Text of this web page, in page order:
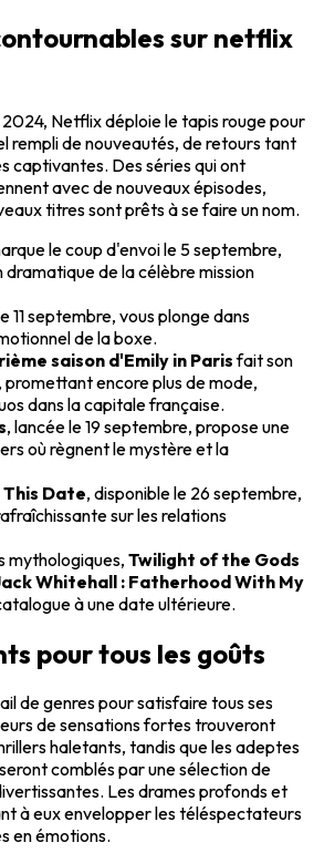
sur netflix
Netflix déploie le tapis rouge pour
rempli de nouveautés, de retours tant
captivantes. Des séries qui ont
avec de nouveaux épisodes,
titres sont prêts à se faire un nom.
le coup d'envoi le 5 septembre,
de la célèbre mission
11 septembre, vous plonge dans
de la boxe.
saison d'Emily in Parisfait son
encore plus de mode,
dans la capitale française.
, lancée le 19 septembre, propose une
où règnent le mystère et la
Date, disponible le 26 septembre,
sur les relations
mythologiques, Twilight of the Gods
Whitehall : Fatherhood With My
à une date ultérieure.
pour tous les goûts
de genres pour satisfaire tous ses
de sensations fortes trouveront
haletants, tandis que les adeptes
comblés par une sélection de
Les drames profonds et
à eux envelopper les téléspectateurs
en émotions.